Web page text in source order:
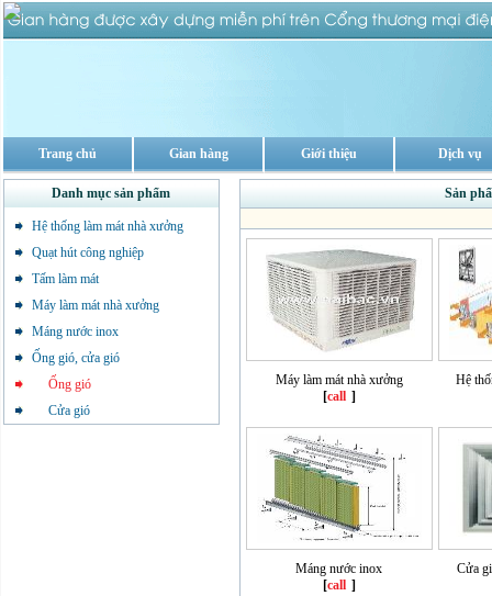
Trang chủ Gian hàng Giới thiệu Dịch vụ
Danh mục sản phẩm
Hệ thống làm mát nhà xưởng
Quạt hút công nghiệp
Tấm làm mát
Máy làm mát nhà xưởng
Máng nước inox
Ống gió, cửa gió
Ống gió
Cửa gió
Sản
Máy làm mát nhà xưởng
[call ]
Hệ
Máng nước inox
[call ]
Cửa